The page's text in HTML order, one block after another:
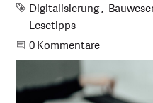
Schlagworte
Digitalisierung
Lesetipps
Beginne eine Unterhaltung
0 Kommentare